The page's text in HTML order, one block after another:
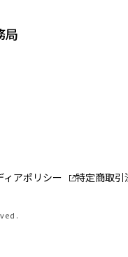
局
アポリシー 特定商取引